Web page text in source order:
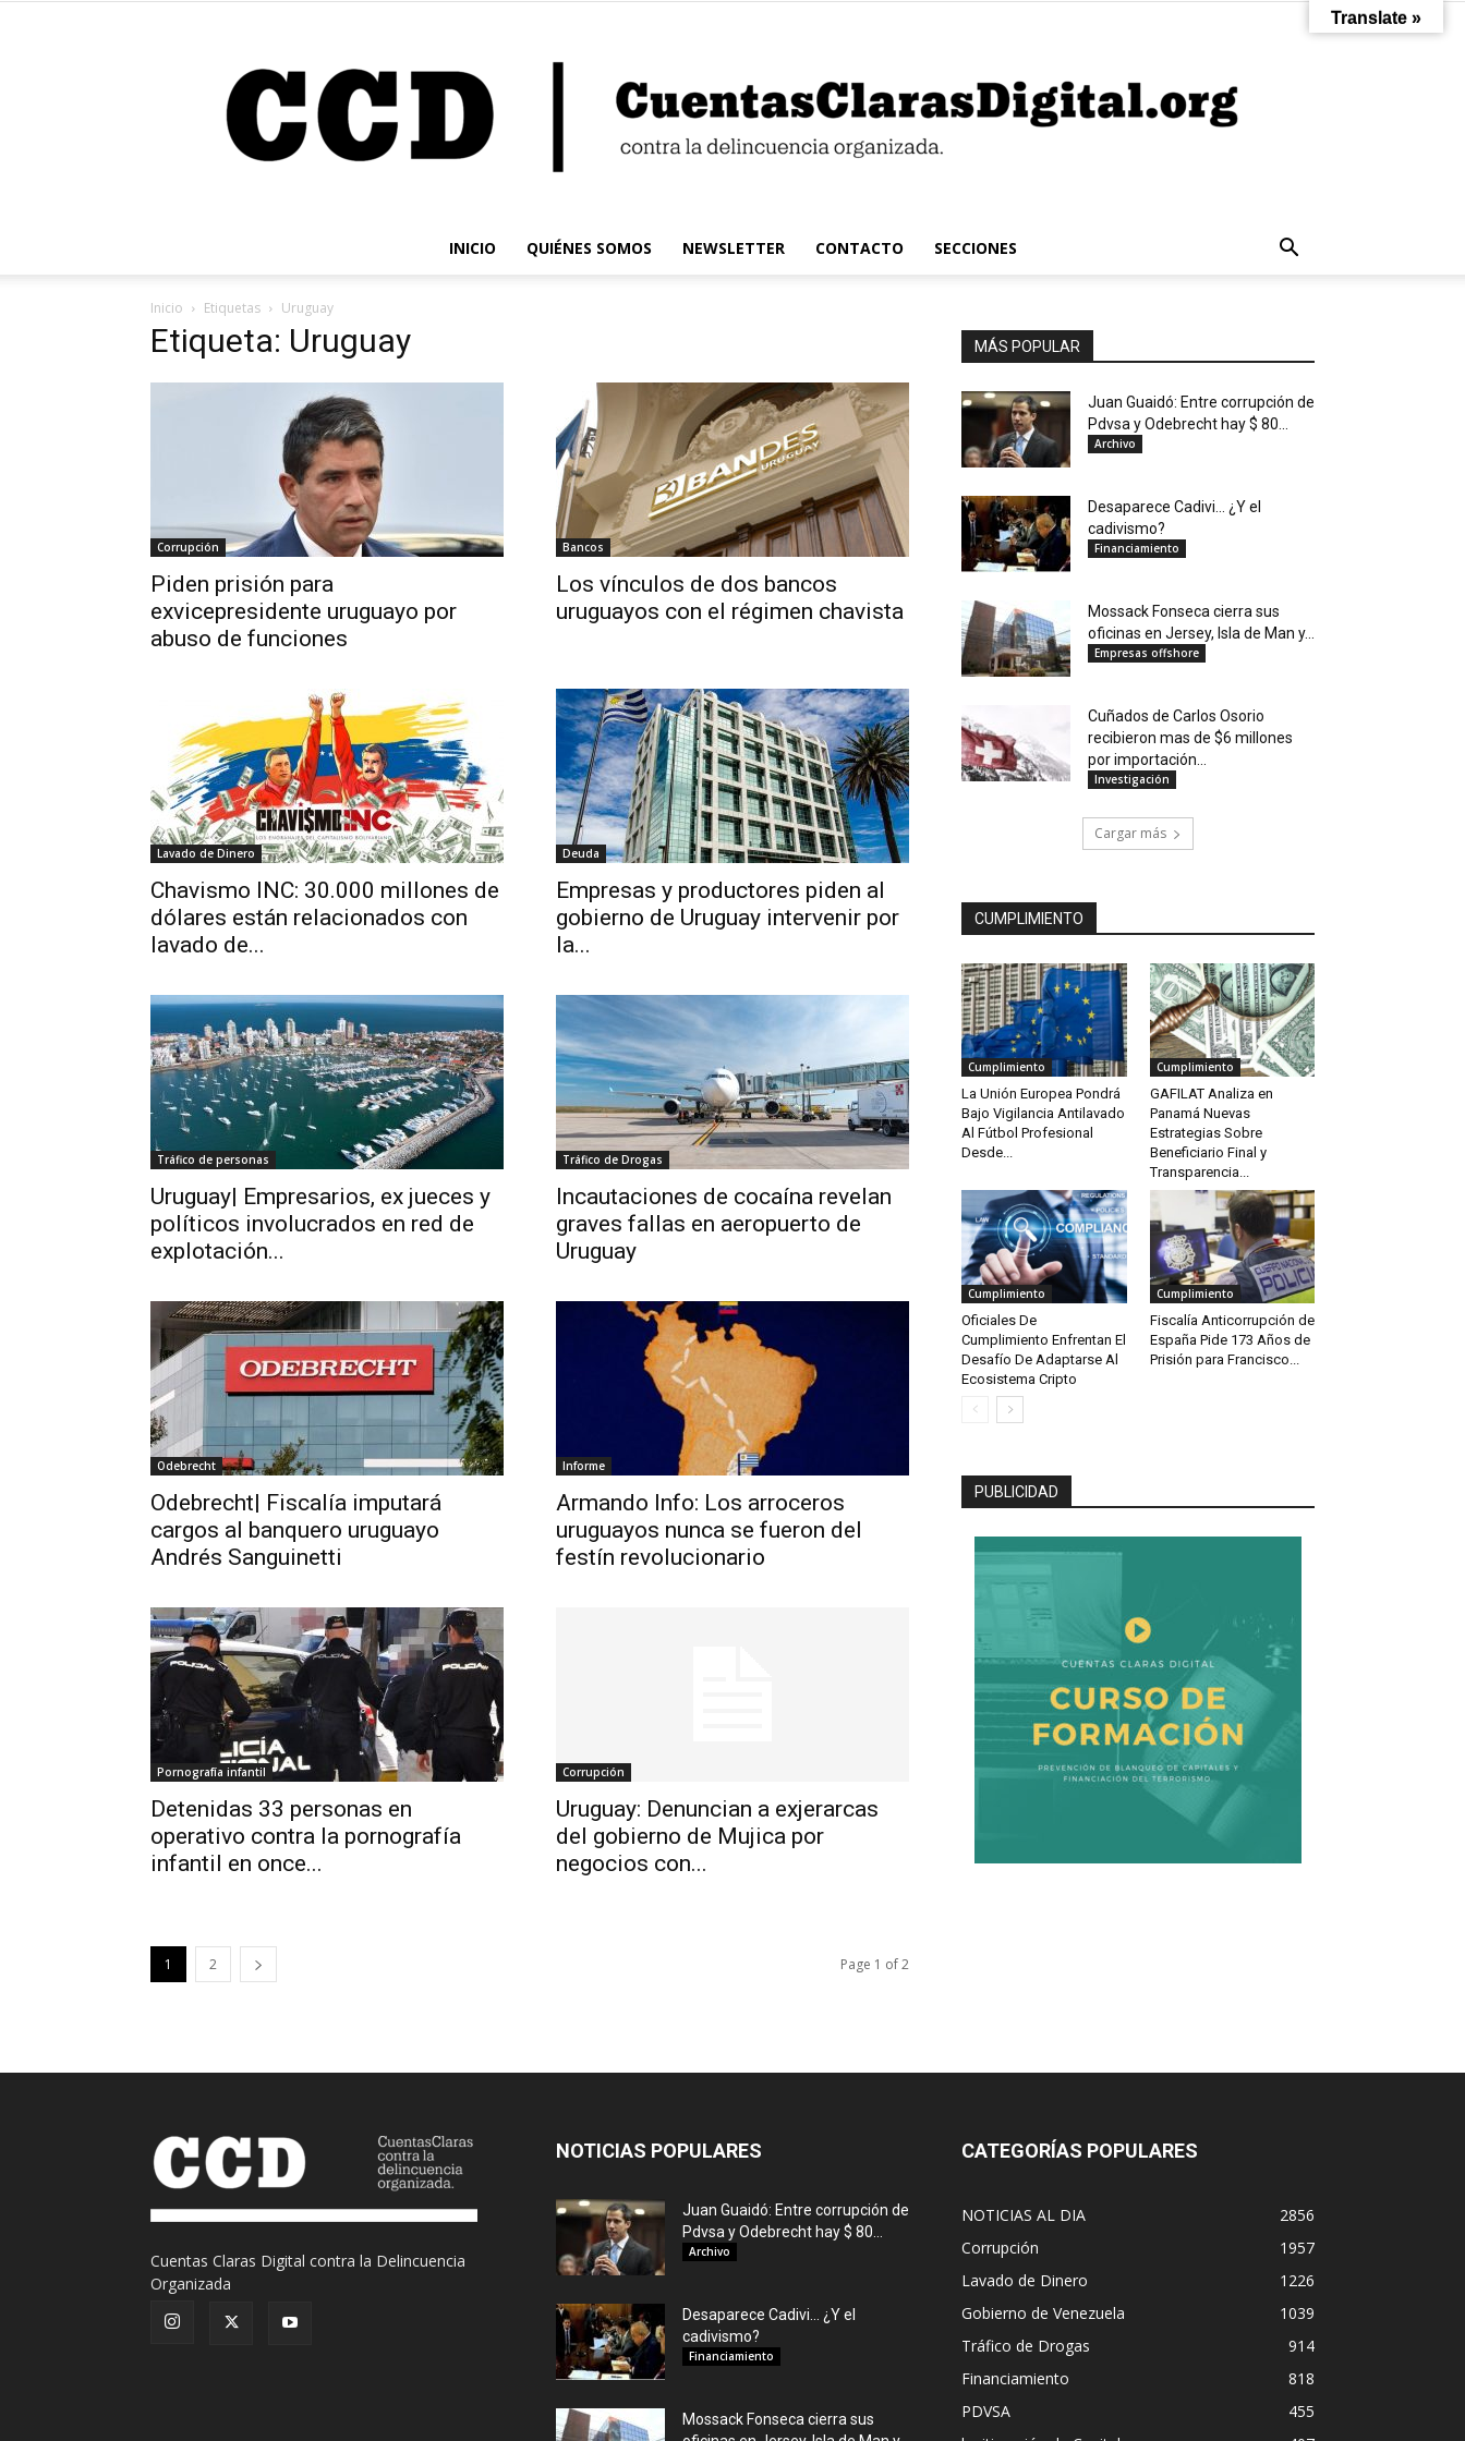
Claras
Digital
INICIO QUIÉNES SOMOS NEWSLETTER CONTACTO SECCIONES
Inicio Etiquetas Uruguay
Etiqueta: Uruguay
Corrupción
Piden prisión para
exvicepresidente uruguayo por
abuso de funciones
Bancos
Los vínculos de dos bancos
uruguayos con el régimen chavista
Lavado de Dinero
Chavismo INC: 30.000 millones de
dólares están relacionados con
lavado de...
Deuda
Empresas y productores piden al
gobierno de Uruguay intervenir por
la...
Tráfico de personas
Uruguay| Empresarios, ex jueces y
políticos involucrados en red de
explotación...
Tráfico de Drogas
Incautaciones de cocaína revelan
graves fallas en aeropuerto de
Uruguay
Odebrecht
Odebrecht| Fiscalía imputará
cargos al banquero uruguayo
Andrés Sanguinetti
Informe
Armando Info: Los arroceros
uruguayos nunca se fueron del
festín revolucionario
Pornografía infantil
Detenidas 33 personas en
operativo contra la pornografía
infantil en once...
Corrupción
Uruguay: Denuncian a exjerarcas
del gobierno de Mujica por
negocios con...
1 2 Page 1 of 2
MÁS POPULAR
Juan Guaidó: Entre corrupción de
Pdvsa y Odebrecht hay $ 80...
Archivo
Desaparece Cadivi… ¿Y el
cadivismo?
Financiamiento
Mossack Fonseca cierra sus
oficinas en Jersey, Isla de Man y...
Empresas offshore
Cuñados de Carlos Osorio
recibieron mas de $6 millones
por importación...
Investigación
Cargar más
CUMPLIMIENTO
Cumplimiento
La Unión Europea Pondrá
Bajo Vigilancia Antilavado
Al Fútbol Profesional
Desde...
Cumplimiento
GAFILAT Analiza en
Panamá Nuevas
Estrategias Sobre
Beneficiario Final y
Transparencia...
Cumplimiento
Oficiales De
Cumplimiento Enfrentan El
Desafío De Adaptarse Al
Ecosistema Cripto
Cumplimiento
Fiscalía Anticorrupción de
España Pide 173 Años de
Prisión para Francisco...
PUBLICIDAD
Cuentas Claras Digital contra la Delincuencia
Organizada
NOTICIAS POPULARES
Juan Guaidó: Entre corrupción de
Pdvsa y Odebrecht hay $ 80...
Archivo
Desaparece Cadivi… ¿Y el
cadivismo?
Financiamiento
Mossack Fonseca cierra sus
CATEGORÍAS POPULARES
NOTICIAS AL DIA
2856
Corrupción
1957
Lavado de Dinero
1226
Gobierno de Venezuela
1039
Tráfico de Drogas
914
Financiamiento
818
PDVSA
455
Translate »